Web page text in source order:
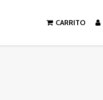
CARRITO